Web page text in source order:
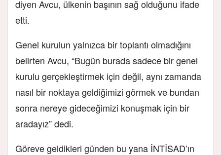
diyen Avcu, ülkenin başının sağ olduğunu ifade
etti.
Genel kurulun yalnızca bir toplantı olmadığını
belirten Avcu, “Bugün burada sadece bir genel
kurulu gerçekleştirmek için değil, aynı zamanda
nasıl bir noktaya geldiğimizi görmek ve bundan
sonra nereye gideceğimizi konuşmak için bir
aradayız” dedi.
Göreve geldikleri günden bu yana İNTİSAD’ın